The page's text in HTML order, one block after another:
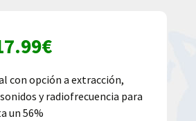
€El
precio
actual
con opción a extracción,
y radiofrecuencia para
un 56%